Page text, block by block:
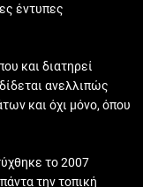
έντυπες
και διατηρεί
ανελλιπώς
και όχι μόνο, όπου
το 2007
την τοπική